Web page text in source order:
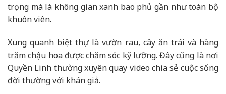
trọng mà là không gian xanh bao phủ gần như toàn bộ
khuôn viên.
Xung quanh biệt thự là vườn rau, cây ăn trái và hàng
trăm chậu hoa được chăm sóc kỹ lưỡng. Đây cũng là nơi
Quyền Linh thường xuyên quay video chia sẻ cuộc sống
đời thường với khán giả.